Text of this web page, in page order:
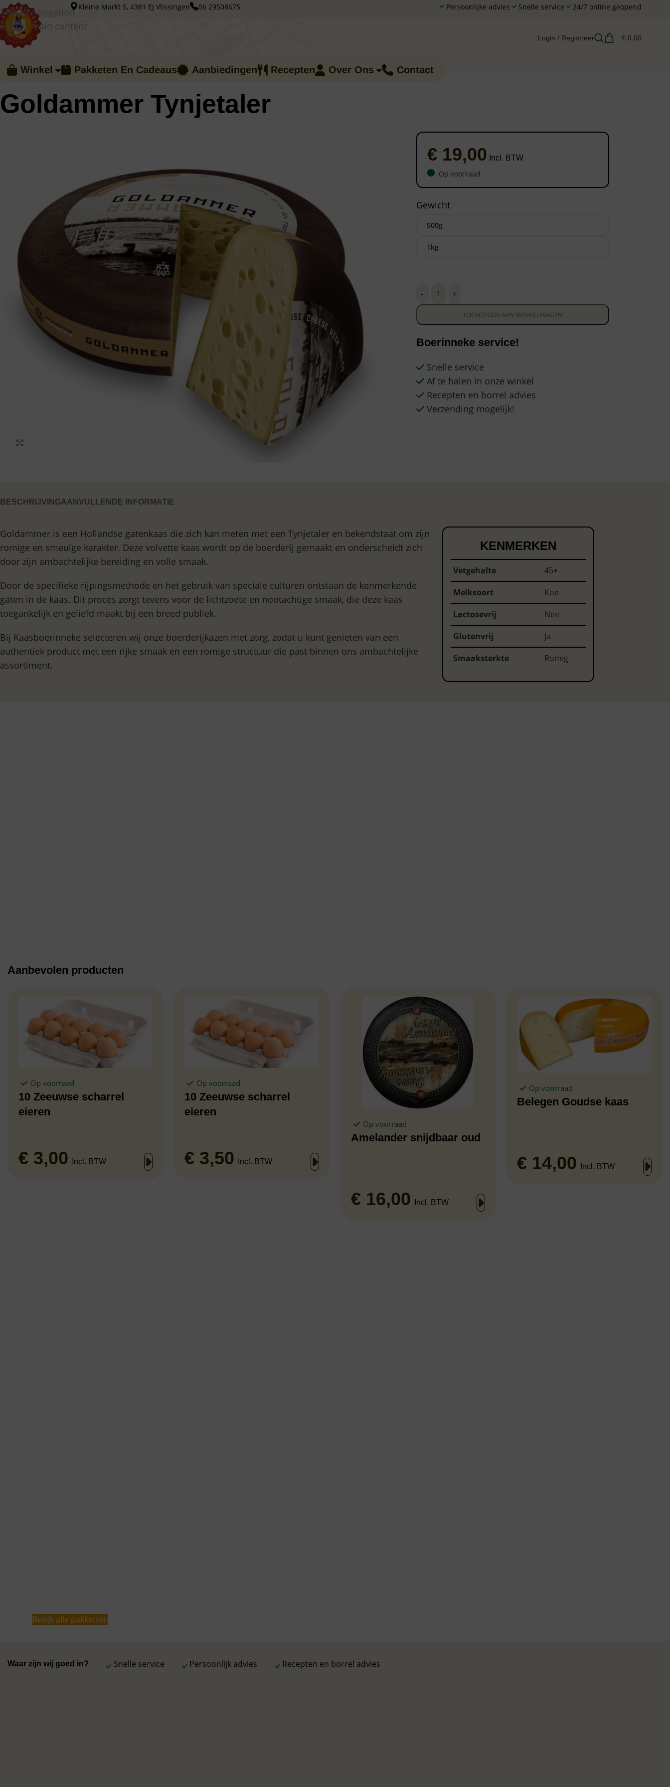
Skip to navigation
Skip to main content
Kleine Markt 5, 4381 EJ Vlissingen 06 29508675 Persoonlijke advies Snelle service 24/7 online geopend
Login / Registreer € 0,00
Winkel Pakketen En Cadeaus Aanbiedingen Recepten Over Ons Contact
Home Gaten kaas /Goldammer Tynjetaler
Goldammer Tynjetaler
€ 19,00 Incl. BTW
Op voorraad
Gewicht
500g
1kg
- +
TOEVOEGEN AAN WINKELWAGEN
Boerinneke service!
Snelle service
Af te halen in onze winkel
Recepten en borrel advies
Verzending mogelijk!
BESCHRIJVINGAANVULLENDE INFORMATIE
Goldammer is een Hollandse gatenkaas die zich kan meten met een Tynjetaler en bekendstaat om zijn
romige en smeuïge karakter. Deze volvette kaas wordt op de boerderij gemaakt en onderscheidt zich
door zijn ambachtelijke bereiding en volle smaak.
Door de specifieke rijpingsmethode en het gebruik van speciale culturen ontstaan de kenmerkende
gaten in de kaas. Dit proces zorgt tevens voor de lichtzoete en nootachtige smaak, die deze kaas
toegankelijk en geliefd maakt bij een breed publiek.
Bij Kaasboerinneke selecteren wij onze boerderijkazen met zorg, zodat u kunt genieten van een
authentiek product met een rijke smaak en een romige structuur die past binnen ons ambachtelijke
assortiment.
KENMERKEN
Vetgehalte
45+
Melksoort
Koe
Lactosevrij
Nee
Glutenvrij
Ja
Smaaksterkte
Romig
Aanbevolen producten
Op voorraad
10 Zeeuwse scharrel
eieren
€ 3,00 Incl. BTW
Op voorraad
10 Zeeuwse scharrel
eieren
€ 3,50 Incl. BTW
Op voorraad
Amelander snijdbaar oud
€ 16,00 Incl. BTW
Op voorraad
Belegen Goudse kaas
€ 14,00 Incl. BTW
Bekijk alle pakketten
Waar zijn wij goed in? Snelle service Persoonlijk advies Recepten en borrel advies